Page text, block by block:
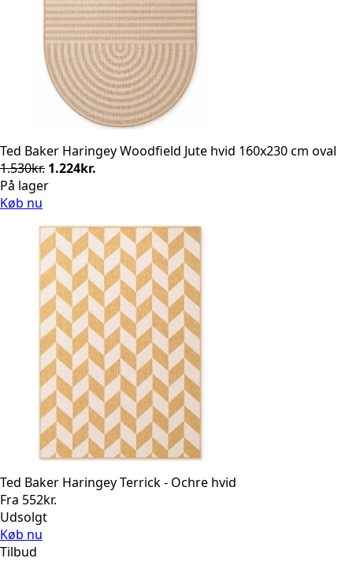
Ted Baker Haringey Woodfield Jute hvid 160x230 cm oval
1.530kr. Den
oprindelige
1.530kr..
1.224kr.
1.224kr..
På lager
Køb nu
Ted Baker Haringey Terrick - Ochre hvid
Fra 552kr.
Udsolgt
Køb nu
Tilbud